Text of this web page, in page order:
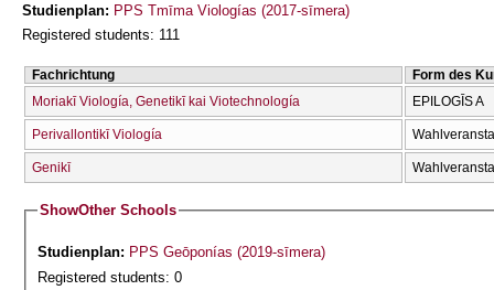
Studienplan: PPS Tmīma Viologías (2017-sīmera)
Registered students: 111
Fachrichtung
Form des
Moriakī Viología, Genetikī kai Viotechnología
EPILOGĪS A
Perivallontikī Viología
Genikī
ShowOther Schools
Studienplan: PPS Geōponías (2019-sīmera)
Registered students: 0